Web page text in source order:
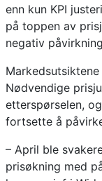
enn kun KPI
på toppen av
negativ
Nødvendige
etterspørselen,
fortsette å
– April ble
prisøkning med